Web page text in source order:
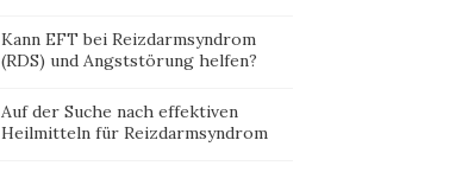
Kann EFT bei Reizdarmsyndrom
(RDS) und Angststörung helfen?
Auf der Suche nach effektiven
Heilmitteln für Reizdarmsyndrom